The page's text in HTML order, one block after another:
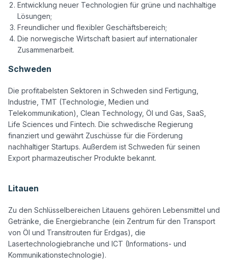
Entwicklung neuer Technologien für grüne und nachhaltige
Lösungen;
Freundlicher und flexibler Geschäftsbereich;
Die norwegische Wirtschaft basiert auf internationaler
Zusammenarbeit.
Schweden
Die profitabelsten Sektoren in Schweden sind Fertigung,
Industrie, TMT (Technologie, Medien und
Telekommunikation), Clean Technology, Öl und Gas, SaaS,
Life Sciences und Fintech. Die schwedische Regierung
finanziert und gewährt Zuschüsse für die Förderung
nachhaltiger Startups. Außerdem ist Schweden für seinen
Export pharmazeutischer Produkte bekannt.
Litauen
Zu den Schlüsselbereichen Litauens gehören Lebensmittel und
Getränke, die Energiebranche (ein Zentrum für den Transport
von Öl und Transitrouten für Erdgas), die
Lasertechnologiebranche und ICT (Informations- und